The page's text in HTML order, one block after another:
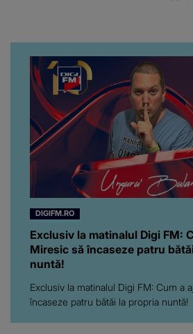
pe
DIGIFM.RO
Exclusiv la matinalul Digi FM:
Miresic să încaseze patru
nuntă!
Exclusiv la matinalul Digi FM: Cum a
încaseze patru bătăi la propria nuntă!